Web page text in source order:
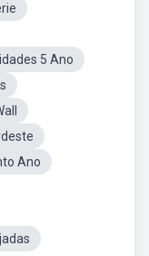
5 Ano
Ano